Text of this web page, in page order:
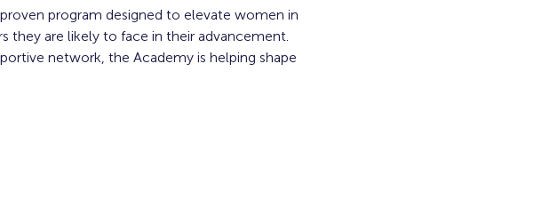
program designed to elevate women in
they are likely to face in their advancement.
network, the Academy is helping shape